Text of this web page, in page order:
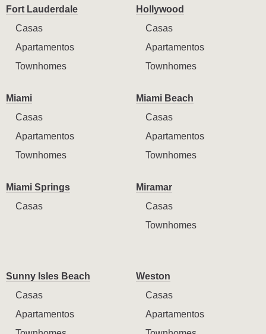
Fort Lauderdale
Casas
Apartamentos
Townhomes
Hollywood
Casas
Apartamentos
Townhomes
Miami
Casas
Apartamentos
Townhomes
Miami Beach
Casas
Apartamentos
Townhomes
Miami Springs
Casas
Miramar
Casas
Townhomes
Sunny Isles Beach
Casas
Apartamentos
Weston
Casas
Apartamentos